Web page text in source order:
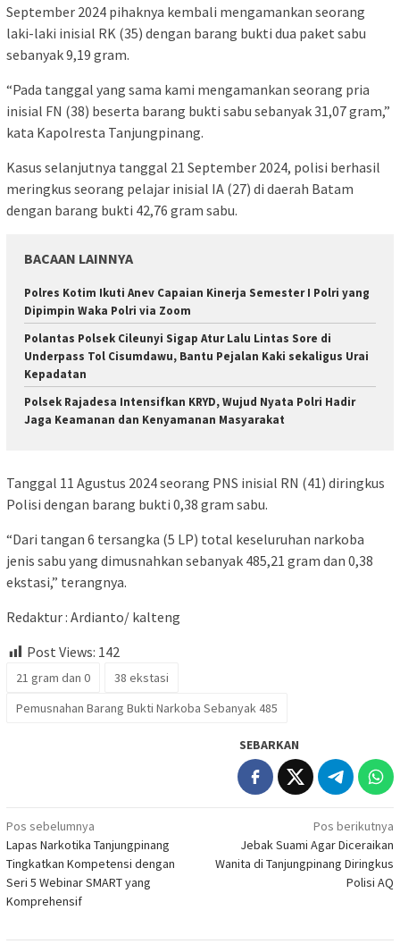
September 2024 pihaknya kembali mengamankan seorang
laki-laki inisial RK (35) dengan barang bukti dua paket sabu
sebanyak 9,19 gram.
“Pada tanggal yang sama kami mengamankan seorang pria
inisial FN (38) beserta barang bukti sabu sebanyak 31,07 gram,”
kata Kapolresta Tanjungpinang.
Kasus selanjutnya tanggal 21 September 2024, polisi berhasil
meringkus seorang pelajar inisial IA (27) di daerah Batam
dengan barang bukti 42,76 gram sabu.
BACAAN LAINNYA
Polres Kotim Ikuti Anev Capaian Kinerja Semester I Polri yang
Dipimpin Waka Polri via Zoom
Polantas Polsek Cileunyi Sigap Atur Lalu Lintas Sore di
Underpass Tol Cisumdawu, Bantu Pejalan Kaki sekaligus Urai
Kepadatan
Polsek Rajadesa Intensifkan KRYD, Wujud Nyata Polri Hadir
Jaga Keamanan dan Kenyamanan Masyarakat
Tanggal 11 Agustus 2024 seorang PNS inisial RN (41) diringkus
Polisi dengan barang bukti 0,38 gram sabu.
“Dari tangan 6 tersangka (5 LP) total keseluruhan narkoba
jenis sabu yang dimusnahkan sebanyak 485,21 gram dan 0,38
ekstasi,” terangnya.
Redaktur : Ardianto/ kalteng
Post Views: 142
21 gram dan 0
38 ekstasi
Pemusnahan Barang Bukti Narkoba Sebanyak 485
SEBARKAN
Navigasi
pos
Pos sebelumnya
Lapas Narkotika Tanjungpinang
Tingkatkan Kompetensi dengan
Seri 5 Webinar SMART yang
Komprehensif
Pos berikutnya
Jebak Suami Agar Diceraikan
Wanita di Tanjungpinang Diringkus
Polisi AQ